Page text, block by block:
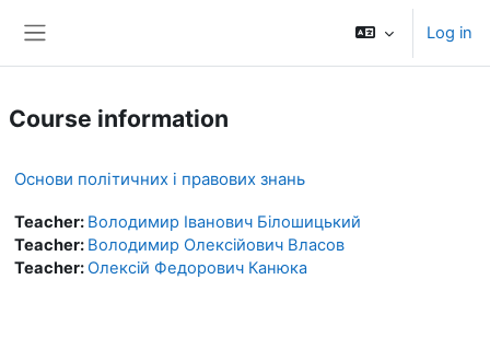
Log in
Course information
Основи політичних і правових знань
Teacher: Володимир Іванович Білошицький
Teacher: Володимир Олексійович Власов
Teacher:Олексій Федорович Канюка